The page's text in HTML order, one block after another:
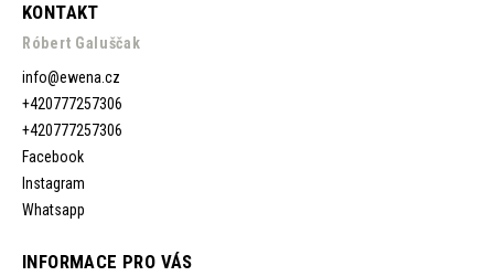
KONTAKT
Róbert Galuščak
info@ewena.cz
+420777257306
+420777257306
Facebook
Instagram
Whatsapp
INFORMACE PRO VÁS